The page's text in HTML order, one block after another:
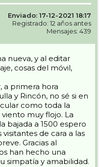
Enviado: 17-12-2021 18:17
Registrado: 12 años antes
Mensajes: 439
nueva, y al editar
cosas del móvil,
a primera hora
y Rincón, no sé si en
como toda la
muy flojo. La
bajada a 1500 espero
de cara a las
Gracias al
han hecho una
simpatía y amabilidad.